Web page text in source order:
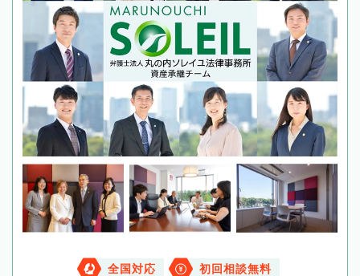
全国対応 初回相談無料